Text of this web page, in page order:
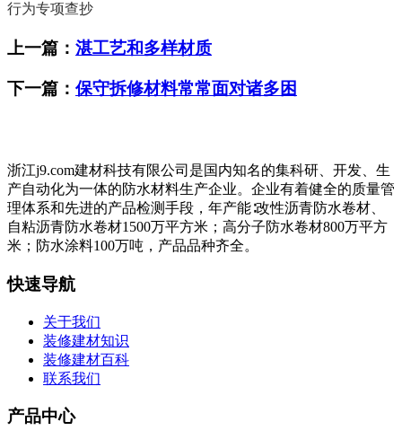
行为专项查抄
上一篇： 湛工艺和多样材质
下一篇： 保守拆修材料常常面对诸多困
浙江j9.com建材科技有限公司是国内知名的集科研、开发、生
产自动化为一体的防水材料生产企业。企业有着健全的质量管
理体系和先进的产品检测手段，年产能∶改性沥青防水卷材、
自粘沥青防水卷材1500万平方米；高分子防水卷材800万平方
米；防水涂料100万吨，产品品种齐全。
快速导航
关于我们
装修建材知识
装修建材百科
联系我们
产品中心